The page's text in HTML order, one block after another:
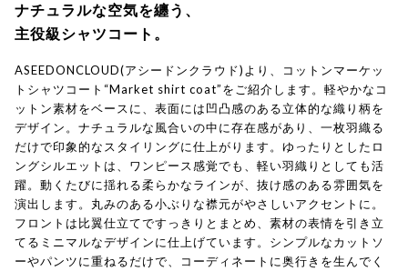
ナチュラルな空気を纏う、
主役級シャツコート。
ASEEDONCLOUD(アシードンクラウド)より、コットンマーケッ
トシャツコート“Market shirt coat”をご紹介します。軽やかなコ
ットン素材をベースに、表面には凹凸感のある立体的な織り柄を
デザイン。ナチュラルな風合いの中に存在感があり、一枚羽織る
だけで印象的なスタイリングに仕上がります。ゆったりとしたロ
ングシルエットは、ワンピース感覚でも、軽い羽織りとしても活
躍。動くたびに揺れる柔らかなラインが、抜け感のある雰囲気を
演出します。丸みのある小ぶりな襟元がやさしいアクセントに。
フロントは比翼仕立てですっきりとまとめ、素材の表情を引き立
てるミニマルなデザインに仕上げています。シンプルなカットソ
ーやパンツに重ねるだけで、コーディネートに奥行きを生んでく